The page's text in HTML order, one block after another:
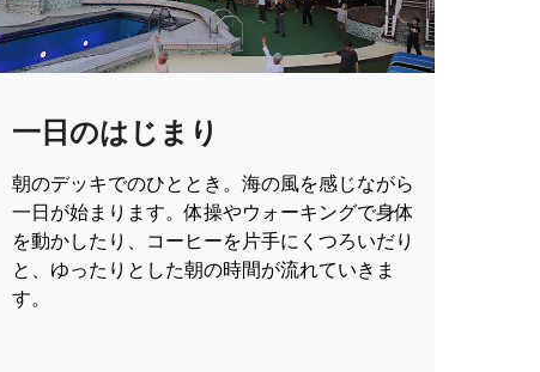
一日のはじまり
朝のデッキでのひととき。海の風を感じながら
一日が始まります。体操やウォーキングで身体
を動かしたり、コーヒーを片手にくつろいだり
と、ゆったりとした朝の時間が流れていきま
す。